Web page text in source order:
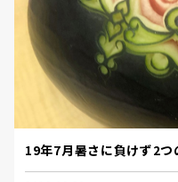
19年7月暑さに負けず2つ